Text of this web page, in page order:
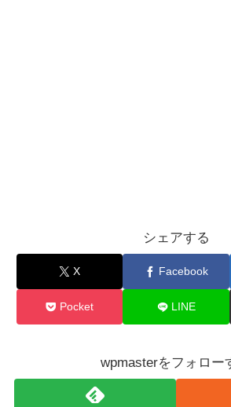
シェアする
X Facebook
Pocket LINE
wpmasterをフォロー